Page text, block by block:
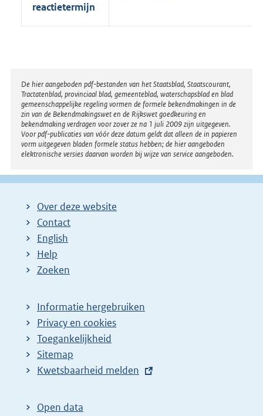
reactietermijn
Disclaimer
De hier aangeboden pdf-bestanden van het Staatsblad, Staatscourant,
Tractatenblad, provinciaal blad, gemeenteblad, waterschapsblad en blad
gemeenschappelijke regeling vormen de formele bekendmakingen in de
zin van de Bekendmakingswet en de Rijkswet goedkeuring en
bekendmaking verdragen voor zover ze na 1 juli 2009 zijn uitgegeven.
Voor pdf-publicaties van vóór deze datum geldt dat alleen de in papieren
vorm uitgegeven bladen formele status hebben; de hier aangeboden
elektronische versies daarvan worden bij wijze van service aangeboden.
Over deze website
Contact
English
Help
Zoeken
Informatie hergebruiken
Privacy en cookies
Toegankelijkheid
Sitemap
E
t
Kwetsbaarheid melden
Open data